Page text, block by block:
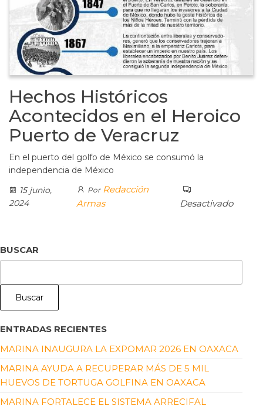
Hechos Históricos
Acontecidos en el Heroico
Puerto de Veracruz
En el puerto del golfo de México se consumó la
independencia de México
15 junio,
2024
Por Redacción
Armas
Desactivado
BUSCAR
Buscar
ENTRADAS RECIENTES
MARINA INAUGURA LA EXPOMAR 2026 EN OAXACA
MARINA AYUDA A RECUPERAR MÁS DE 5 MIL
HUEVOS DE TORTUGA GOLFINA EN OAXACA
MARINA FORTALECE EL SISTEMA ARRECIFAL